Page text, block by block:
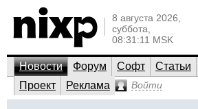
8 августа 2026,
суббота,
08:31:11 MSK
Новости Форум Софт Статьи
Проект
Реклама Войти